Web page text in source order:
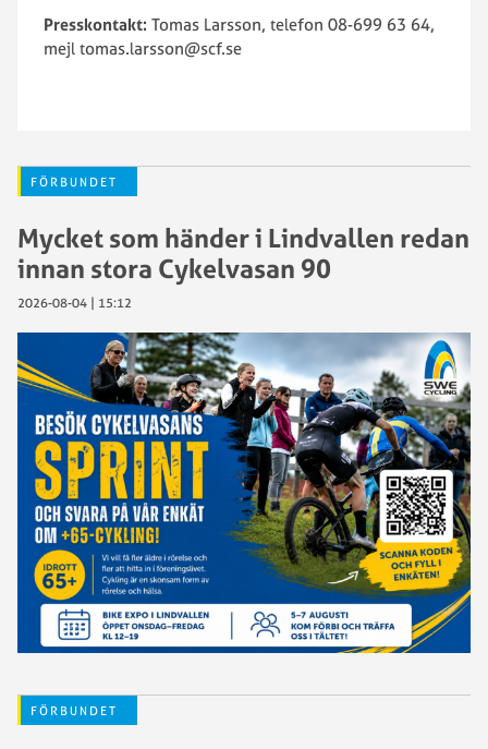
Presskontakt: Tomas Larsson, telefon 08-699 63 64,
mejl tomas.larsson@scf.se
FÖRBUNDET
Mycket som händer i Lindvallen redan
innan stora Cykelvasan 90
2026-08-04 | 15:12
FÖRBUNDET